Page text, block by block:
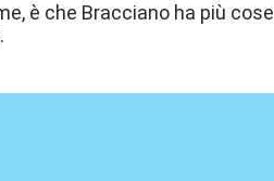
è che Bracciano ha più